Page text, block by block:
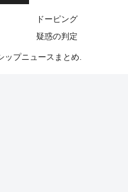
ドーピング
疑惑の判定
プニュースまとめ.